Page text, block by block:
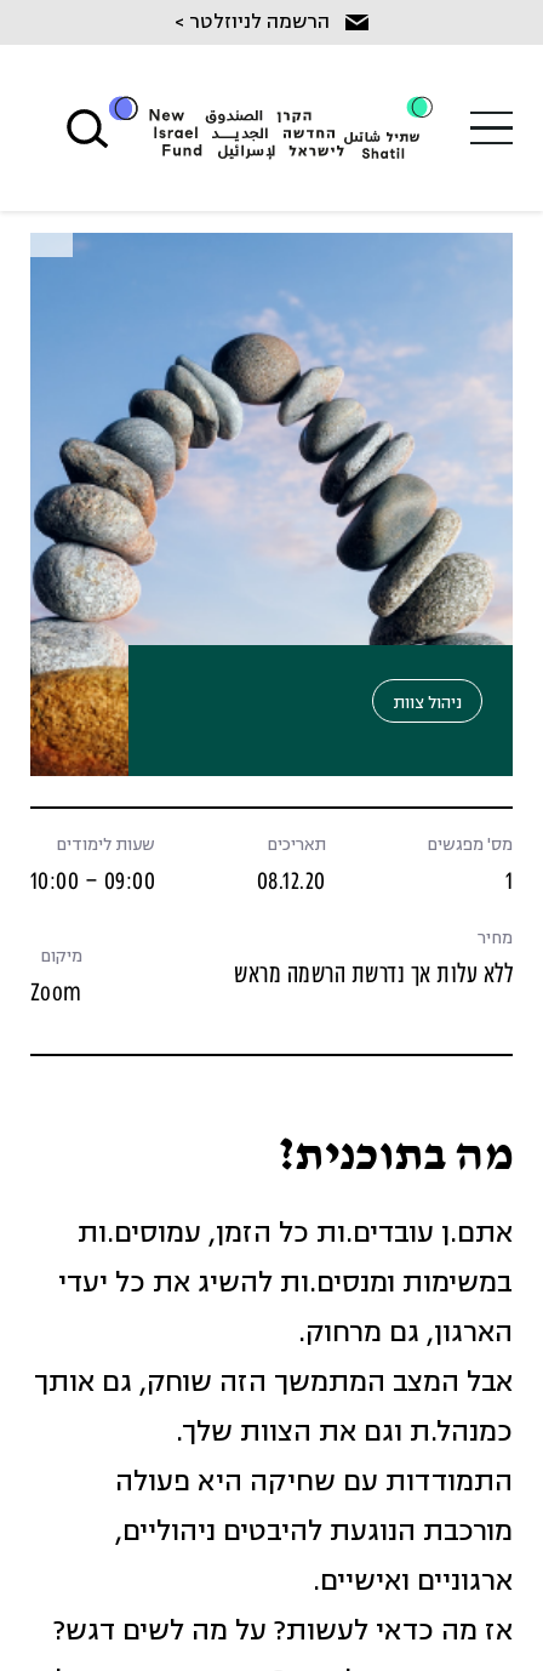
content
הרשמה לניוזלטר >
ניהול צוות
מס' מפגשים
1
תאריכים
08.12.20
שעות לימודים
09:00 – 10:00
מחיר
ללא עלות אך נדרשת הרשמה מראש מיקום
Zoom
מה בתוכנית?
אתם.ן עובדים.ות כל הזמן, עמוסים.ות
במשימות ומנסים.ות להשיג את כל יעדי
הארגון, גם מרחוק.
אבל המצב המתמשך הזה שוחק, גם אותך
כמנהל.ת וגם את הצוות שלך.
התמודדות עם שחיקה היא פעולה
מורכבת הנוגעת להיבטים ניהוליים,
ארגוניים ואישיים.
אז מה כדאי לעשות? על מה לשים דגש?